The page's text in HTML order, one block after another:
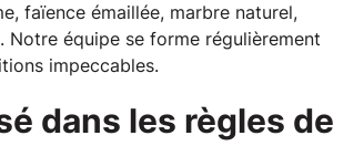
faïence émaillée, marbre naturel,
Notre équipe se forme régulièrement
impeccables.
dans les règles de